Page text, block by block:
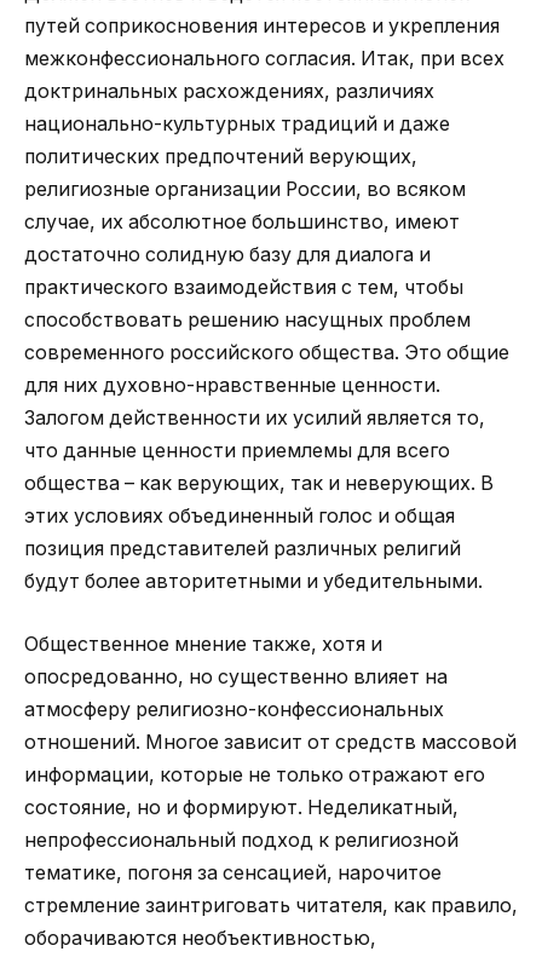
путей соприкосновения интересов и укрепления
межконфессионального согласия. Итак, при всех
доктринальных расхождениях, различиях
национально-культурных традиций и даже
политических предпочтений верующих,
религиозные организации России, во всяком
случае, их абсолютное большинство, имеют
достаточно солидную базу для диалога и
практического взаимодействия с тем, чтобы
способствовать решению насущных проблем
современного российского общества. Это общие
для них духовно-нравственные ценности.
Залогом действенности их усилий является то,
что данные ценности приемлемы для всего
общества – как верующих, так и неверующих. В
этих условиях объединенный голос и общая
позиция представителей различных религий
будут более авторитетными и убедительными.
Общественное мнение также, хотя и
опосредованно, но существенно влияет на
атмосферу религиозно-конфессиональных
отношений. Многое зависит от средств массовой
информации, которые не только отражают его
состояние, но и формируют. Неделикатный,
непрофессиональный подход к религиозной
тематике, погоня за сенсацией, нарочитое
стремление заинтриговать читателя, как правило,
оборачиваются необъективностью,